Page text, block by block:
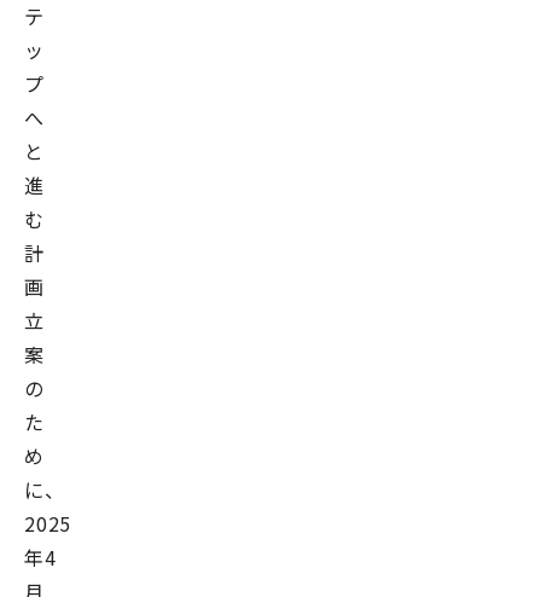
テ
ッ
プ
へ
と
進
む
計
画
立
案
の
た
め
に、
2025
年4